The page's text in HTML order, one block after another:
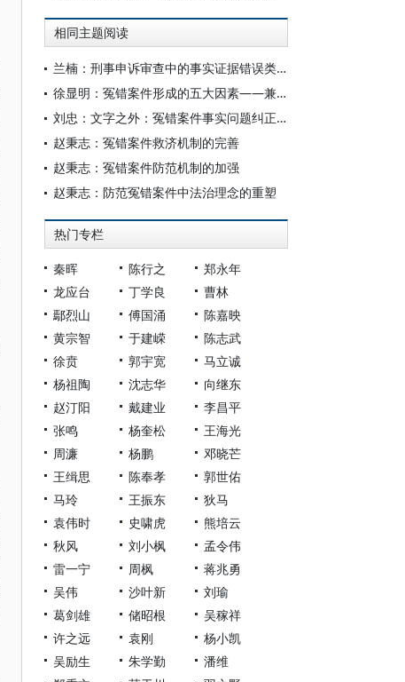
相同主题阅读
兰楠：刑事申诉审查中的事实证据错误类型化
徐显明：冤错案件形成的五大因素——兼论证据科学的价值
刘忠：文字之外：冤错案件事实问题纠正机制分析
赵秉志：冤错案件救济机制的完善
赵秉志：冤错案件防范机制的加强
赵秉志：防范冤错案件中法治理念的重塑
热门专栏
秦晖 陈行之
郑永年
龙应台
丁学良
曹林
鄢烈山
傅国涌
陈嘉映
黄宗智
于建嵘
陈志武
徐贲
郭宇宽
马立诚
杨祖陶
沈志华
向继东
赵汀阳
戴建业
李昌平
张鸣
杨奎松
王海光
周濂
杨鹏
邓晓芒
王缉思
陈奉孝
郭世佑
马玲
王振东
狄马
袁伟时
史啸虎
熊培云
秋风
刘小枫
孟令伟
雷一宁
周枫
蒋兆勇
吴伟
沙叶新
刘瑜
葛剑雄
储昭根
吴稼祥
许之远
袁刚
杨小凯
吴励生
朱学勤
潘维